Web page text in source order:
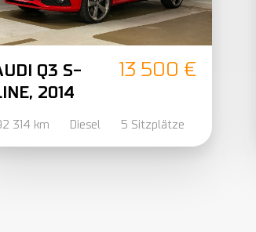
Q3 S-
2014
13 500 €
314 km Diesel 5 Sitzplätze